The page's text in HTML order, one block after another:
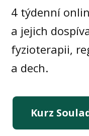
4 týdenní
a jejich
fyzioterapii,
a dech.
Kurz